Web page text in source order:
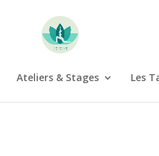
Ateliers & Stages Les